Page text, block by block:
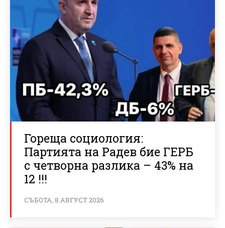
Гореща социология:
Партията на Радев бие ГЕРБ
с четворна разлика – 43% на
12 !!!
СЪБОТА, 8 АВГУСТ 2026